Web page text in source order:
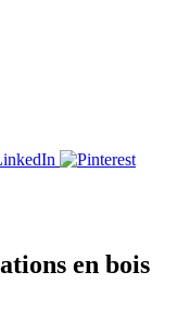
en bois